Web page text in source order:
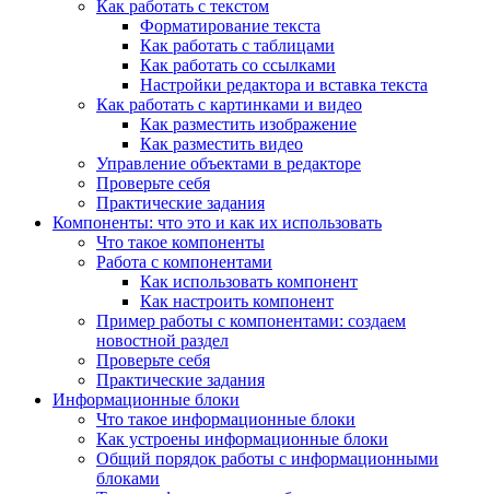
Как работать с текстом
Форматирование текста
Как работать с таблицами
Как работать со ссылками
Настройки редактора и вставка текста
Как работать с картинками и видео
Как разместить изображение
Как разместить видео
Управление объектами в редакторе
Проверьте себя
Практические задания
Компоненты: что это и как их использовать
Что такое компоненты
Работа с компонентами
Как использовать компонент
Как настроить компонент
Пример работы с компонентами: создаем
новостной раздел
Проверьте себя
Практические задания
Информационные блоки
Что такое информационные блоки
Как устроены информационные блоки
Общий порядок работы с информационными
блоками